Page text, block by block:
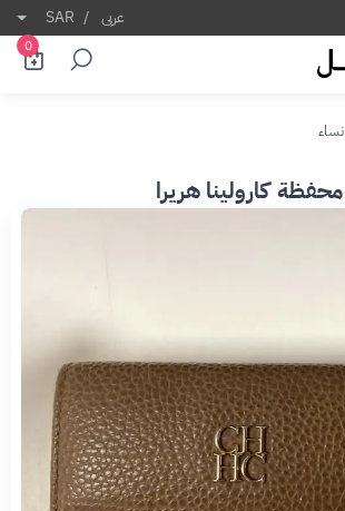
عربى /
SAR
0
نساء
محفظة كارولينا هريرا